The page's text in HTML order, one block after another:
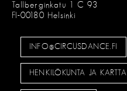
Tallberginkatu 1 C 93
FI-00180 Helsinki
INFO@CIRCUSDANCE.FI
HENKILÖKUNTA JA KARTTA